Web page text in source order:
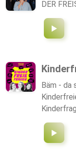
Zeit, sich
DER
Bäm - da
alle
viel